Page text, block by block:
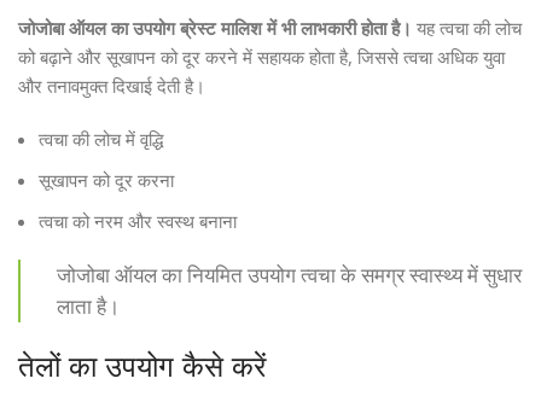
जोजोबा ऑयल का उपयोग ब्रेस्ट मालिश में भी लाभकारी होता है। यह त्वचा की लोच
को बढ़ाने और सूखापन को दूर करने में सहायक होता है, जिससे त्वचा अधिक युवा
और तनावमुक्त दिखाई देती है।
त्वचा की लोच में वृद्धि
सूखापन को दूर करना
त्वचा को नरम और स्वस्थ बनाना
जोजोबा ऑयल का नियमित उपयोग त्वचा के समग्र स्वास्थ्य में सुधार
लाता है।
तेलों का उपयोग कैसे करें